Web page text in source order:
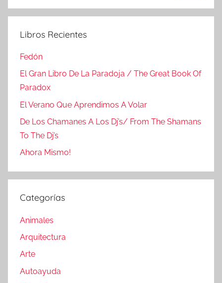
Libros Recientes
Fedón
El Gran Libro De La Paradoja / The Great Book Of
Paradox
El Verano Que Aprendimos A Volar
De Los Chamanes A Los Dj’s/ From The Shamans
To The Dj’s
Ahora Mismo!
Categorías
Animales
Arquitectura
Arte
Autoayuda